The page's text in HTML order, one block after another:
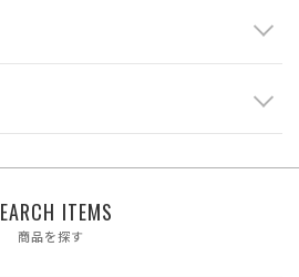
ITEMS
商品を探す